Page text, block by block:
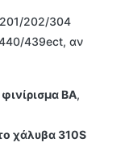
201/202/304
439ect, αν
BA,
χάλυβα 310S